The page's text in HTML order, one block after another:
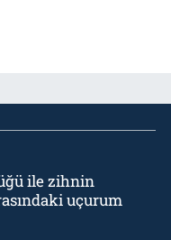
ile zihnin
uçurum